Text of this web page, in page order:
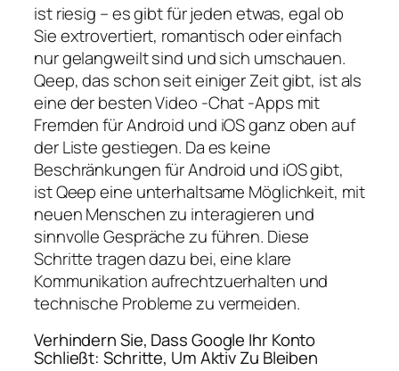
ist riesig – es gibt für jeden etwas, egal ob
Sie extrovertiert, romantisch oder einfach
nur gelangweilt sind und sich umschauen.
Qeep, das schon seit einiger Zeit gibt, ist als
eine der besten Video -Chat -Apps mit
Fremden für Android und iOS ganz oben auf
der Liste gestiegen. Da es keine
Beschränkungen für Android und iOS gibt,
ist Qeep eine unterhaltsame Möglichkeit, mit
neuen Menschen zu interagieren und
sinnvolle Gespräche zu führen. Diese
Schritte tragen dazu bei, eine klare
Kommunikation aufrechtzuerhalten und
technische Probleme zu vermeiden.
Verhindern Sie, Dass Google Ihr Konto
Schließt: Schritte, Um Aktiv Zu Bleiben